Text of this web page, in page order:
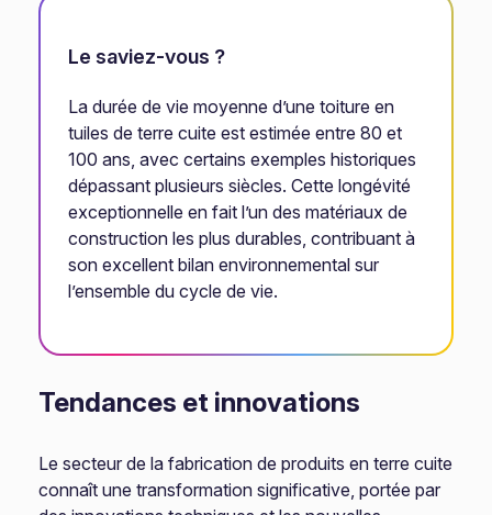
Le saviez-vous ?
La durée de vie moyenne d’une toiture en
tuiles de terre cuite est estimée entre 80 et
100 ans, avec certains exemples historiques
dépassant plusieurs siècles. Cette longévité
exceptionnelle en fait l’un des matériaux de
construction les plus durables, contribuant à
son excellent bilan environnemental sur
l’ensemble du cycle de vie.
Tendances et innovations
Le secteur de la fabrication de produits en terre cuite
connaît une transformation significative, portée par